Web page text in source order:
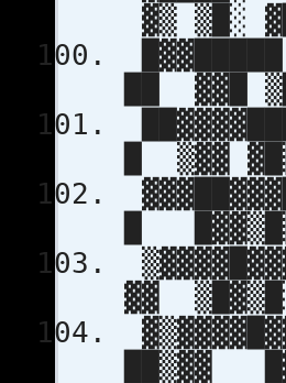
▓▒ ▒█░
██ ▓▓█
█ ▒▓▓
█
▓▓
██▒▓▓